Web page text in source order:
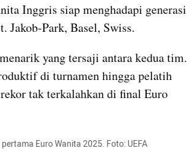
Inggris siap menghadapi generasi
Jakob-Park, Basel, Swiss.
yang tersaji antara kedua tim.
di turnamen hingga pelatih
tak terkalahkan di final Euro
Euro Wanita 2025. Foto: UEFA